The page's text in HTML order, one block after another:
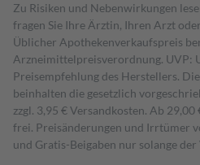
Zu Risiken und Nebenwirkungen
fragen Sie Ihre Ärztin, Ihren Arzt
Üblicher Apothekenverkaufspreis
Arzneimittelpreisverordnung. UVP:
Preisempfehlung des Herstellers.
beinhalten die gesetzlich
zzgl. 3,95 € Versandkosten. Ab
frei. Preisänderungen und Irrtümer
und Gratis-Beigaben nur solange